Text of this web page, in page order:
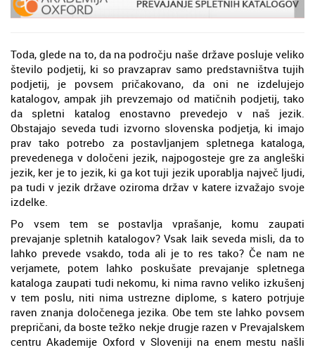
Toda, glede na to, da na področju naše države posluje veliko
število podjetij, ki so pravzaprav samo predstavništva tujih
podjetij, je povsem pričakovano, da oni ne izdelujejo
katalogov, ampak jih prevzemajo od matičnih podjetij, tako
da spletni katalog enostavno prevedejo v naš jezik.
Obstajajo seveda tudi izvorno slovenska podjetja, ki imajo
prav tako potrebo za postavljanjem spletnega kataloga,
prevedenega v določeni jezik, najpogosteje gre za angleški
jezik, ker je to jezik, ki ga kot tuji jezik uporablja največ ljudi,
pa tudi v jezik države oziroma držav v katere izvažajo svoje
izdelke.
Po vsem tem se postavlja vprašanje, komu zaupati
prevajanje spletnih katalogov? Vsak laik seveda misli, da to
lahko prevede vsakdo, toda ali je to res tako? Če nam ne
verjamete, potem lahko poskušate prevajanje spletnega
kataloga zaupati tudi nekomu, ki nima ravno veliko izkušenj
v tem poslu, niti nima ustrezne diplome, s katero potrjuje
raven znanja določenega jezika. Obe tem ste lahko povsem
prepričani, da boste težko nekje drugje razen v Prevajalskem
centru Akademije Oxford v Sloveniji na enem mestu našli